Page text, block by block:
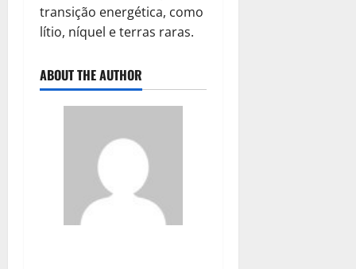
transição energética, como
lítio, níquel e terras raras.
ABOUT THE AUTHOR